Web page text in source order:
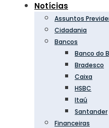
Notícias
Assuntos
Cidadania
Bancos
Banco do
Bradesco
Caixa
HSBC
Itaú
Santander
Financeiras